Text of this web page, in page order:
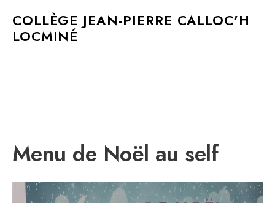
COLLÈGE JEAN-PIERRE CALLOC'H
LOCMINÉ
Menu de Noël au self